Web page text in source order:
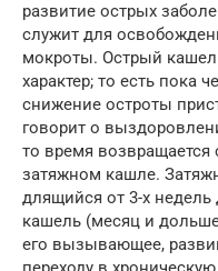
развитие острых
служит для
мокроты. Острый
характер; то есть пока
снижение остроты
говорит о
то время возвращается
затяжном кашле.
длящийся от 3-х
кашель (месяц и
его вызывающее,